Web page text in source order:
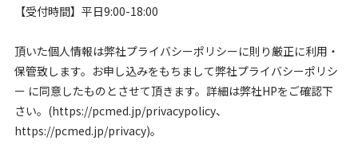
【受付時間】平日9:00-18:00
頂いた個人情報は弊社プライバシーポリシーに則り厳正に利用・
保管致します。お申し込みをもちまして弊社プライバシーポリシ
ー に同意したものとさせて頂きます。詳細は弊社HPをご確認下
さい。(https://pcmed.jp/privacypolicy、
https://pcmed.jp/privacy)。